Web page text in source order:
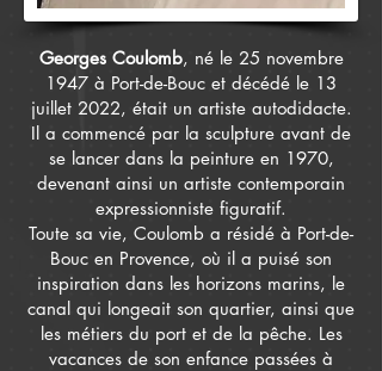
Georges Coulomb, né le 25 novembre
1947 à Port-de-Bouc et décédé le 13
juillet 2022, était un artiste autodidacte.
Il a commencé par la sculpture avant de
se lancer dans la peinture en 1970,
devenant ainsi un artiste contemporain
expressionniste figuratif.
Toute sa vie, Coulomb a résidé à Port-de-
Bouc en Provence, où il a puisé son
inspiration dans les horizons marins, le
canal qui longeait son quartier, ainsi que
les métiers du port et de la pêche. Les
vacances de son enfance passées à